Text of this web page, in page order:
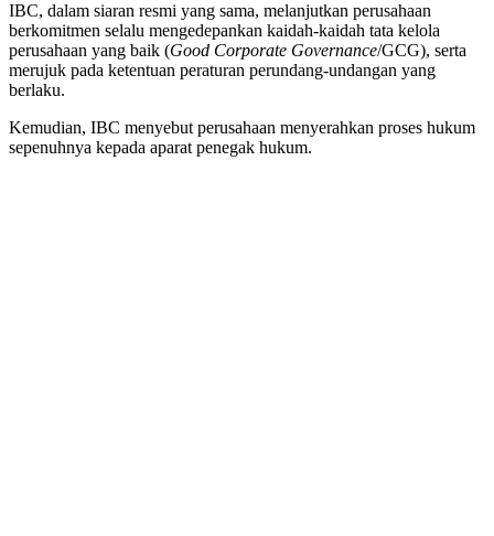
IBC, dalam siaran resmi yang sama, melanjutkan perusahaan
berkomitmen selalu mengedepankan kaidah-kaidah tata kelola
perusahaan yang baik (Good Corporate Governance/GCG), serta
merujuk pada ketentuan peraturan perundang-undangan yang
berlaku.
Kemudian, IBC menyebut perusahaan menyerahkan proses hukum
sepenuhnya kepada aparat penegak hukum.